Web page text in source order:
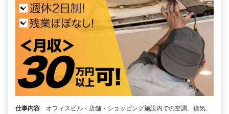
仕事内容
オフィスビル・店舗・ショッピング施設内での空調、換気、